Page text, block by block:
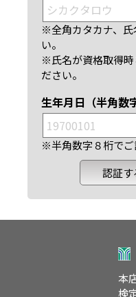
※全角カタカナ、氏
い。
※氏名が資格取得時
ださい。
生年月日（半角数
※半角数字８桁でご
本
検